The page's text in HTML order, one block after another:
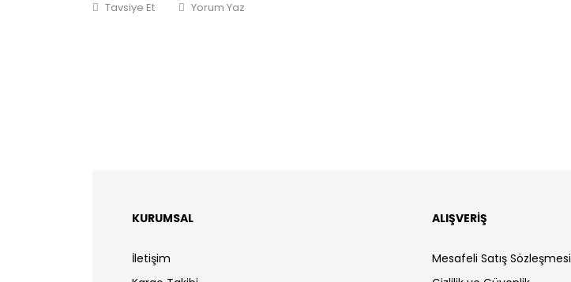
Tavsiye Et Yorum Yaz
KURUMSAL
İletişim
ALIŞVERİŞ
Mesafeli Satış Sözleşmesi